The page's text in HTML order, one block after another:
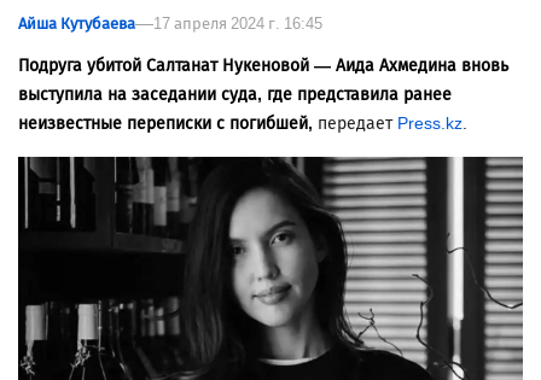
Айша Кутубаева 17 апреля 2024 г. 16:45
Подруга убитой Салтанат Нукеновой — Аида Ахмедина вновь
выступила на заседании суда, где представила ранее
неизвестные переписки с погибшей, передает Press.kz.